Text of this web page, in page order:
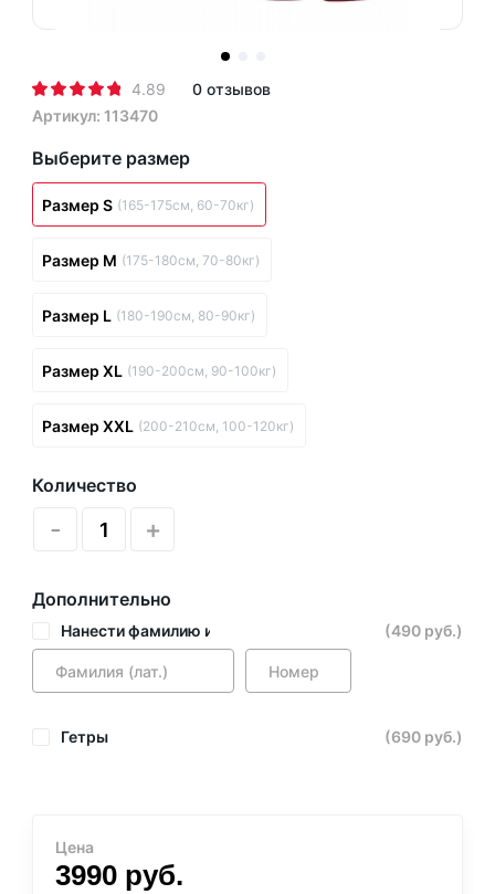
4.89
0 отзывов
Артикул: 113470
Выберите размер
Размер S (165-175см, 60-70кг)
Размер M (175-180см, 70-80кг)
Размер L (180-190см, 80-90кг)
Размер XL (190-200см, 90-100кг)
Размер XXL (200-210см, 100-120кг)
Количество
- +
Дополнительно
Нанести фамилию и номер (490 руб.)
Гетры (690 руб.)
Цена
3990 руб.